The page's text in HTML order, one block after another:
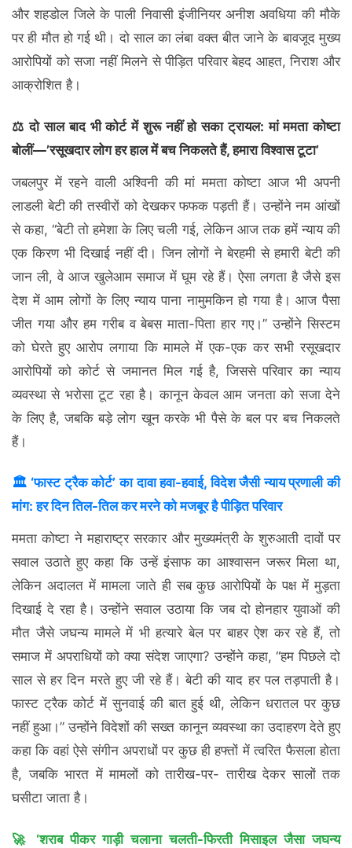
और शहडोल जिले के पाली निवासी इंजीनियर अनीश अवधिया की मौके
पर ही मौत हो गई थी। दो साल का लंबा वक्त बीत जाने के बावजूद मुख्य
आरोपियों को सजा नहीं मिलने से पीड़ित परिवार बेहद आहत, निराश और
आक्रोशित है।
⚖️ दो साल बाद भी कोर्ट में शुरू नहीं हो सका ट्रायल: मां ममता कोष्टा
बोलीं—’रसूखदार लोग हर हाल में बच निकलते हैं, हमारा विश्वास टूटा’
जबलपुर में रहने वाली अश्विनी की मां ममता कोष्टा आज भी अपनी
लाडली बेटी की तस्वीरों को देखकर फफक पड़ती हैं। उन्होंने नम आंखों
से कहा, “बेटी तो हमेशा के लिए चली गई, लेकिन आज तक हमें न्याय की
एक किरण भी दिखाई नहीं दी। जिन लोगों ने बेरहमी से हमारी बेटी की
जान ली, वे आज खुलेआम समाज में घूम रहे हैं। ऐसा लगता है जैसे इस
देश में आम लोगों के लिए न्याय पाना नामुमकिन हो गया है। आज पैसा
जीत गया और हम गरीब व बेबस माता-पिता हार गए।” उन्होंने सिस्टम
को घेरते हुए आरोप लगाया कि मामले में एक-एक कर सभी रसूखदार
आरोपियों को कोर्ट से जमानत मिल गई है, जिससे परिवार का न्याय
व्यवस्था से भरोसा टूट रहा है। कानून केवल आम जनता को सजा देने
के लिए है, जबकि बड़े लोग खून करके भी पैसे के बल पर बच निकलते
हैं।
🏛️ ‘फास्ट ट्रैक कोर्ट’ का दावा हवा-हवाई, विदेश जैसी न्याय प्रणाली की
मांग: हर दिन तिल-तिल कर मरने को मजबूर है पीड़ित परिवार
ममता कोष्टा ने महाराष्ट्र सरकार और मुख्यमंत्री के शुरुआती दावों पर
सवाल उठाते हुए कहा कि उन्हें इंसाफ का आश्वासन जरूर मिला था,
लेकिन अदालत में मामला जाते ही सब कुछ आरोपियों के पक्ष में मुड़ता
दिखाई दे रहा है। उन्होंने सवाल उठाया कि जब दो होनहार युवाओं की
मौत जैसे जघन्य मामले में भी हत्यारे बेल पर बाहर ऐश कर रहे हैं, तो
समाज में अपराधियों को क्या संदेश जाएगा? उन्होंने कहा, “हम पिछले दो
साल से हर दिन मरते हुए जी रहे हैं। बेटी की याद हर पल तड़पाती है।
फास्ट ट्रैक कोर्ट में सुनवाई की बात हुई थी, लेकिन धरातल पर कुछ
नहीं हुआ।” उन्होंने विदेशों की सख्त कानून व्यवस्था का उदाहरण देते हुए
कहा कि वहां ऐसे संगीन अपराधों पर कुछ ही हफ्तों में त्वरित फैसला होता
है, जबकि भारत में मामलों को तारीख-पर- तारीख देकर सालों तक
घसीटा जाता है।
🚀 ‘शराब पीकर गाड़ी चलाना चलती-फिरती मिसाइल जैसा जघन्य